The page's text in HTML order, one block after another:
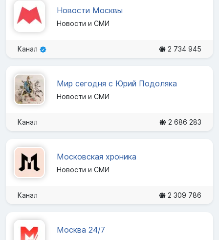
Новости Москвы
Новости и СМИ
Канал 2 734 945
Мир сегодня с Юрий Подоляка
Новости и СМИ
Канал 2 686 283
Московская хроника
Новости и СМИ
Канал 2 309 786
Москва 24/7